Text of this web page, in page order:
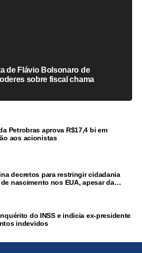
de Flávio Bolsonaro de
sobre fiscal chama
Petrobras aprova R$17,4 bi em
aos acionistas
decretos para restringir cidadania
nascimento nos EUA, apesar da
do INSS e indicia ex-presidente
indevidos